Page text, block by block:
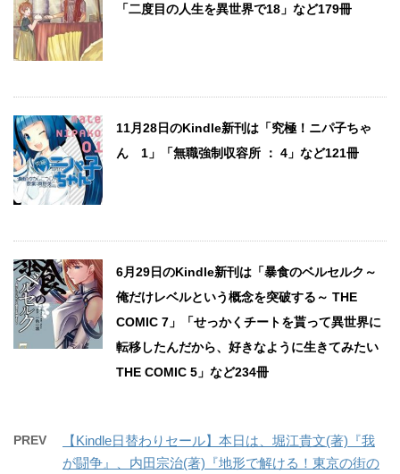
「二度目の人生を異世界で18」など179冊
11月28日のKindle新刊は「究極！ニパ子ちゃ
ん 1」「無職強制収容所 ： 4」など121冊
6月29日のKindle新刊は「暴食のベルセルク～
俺だけレベルという概念を突破する～ THE
COMIC 7」「せっかくチートを貰って異世界に
転移したんだから、好きなように生きてみたい
THE COMIC 5」など234冊
PREV
【Kindle日替わりセール】本日は、堀江貴文(著)『我
が闘争』、内田宗治(著)『地形で解ける！東京の街の